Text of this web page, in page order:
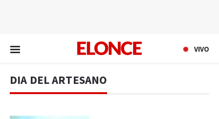
VIVO
DIA DEL ARTESANO